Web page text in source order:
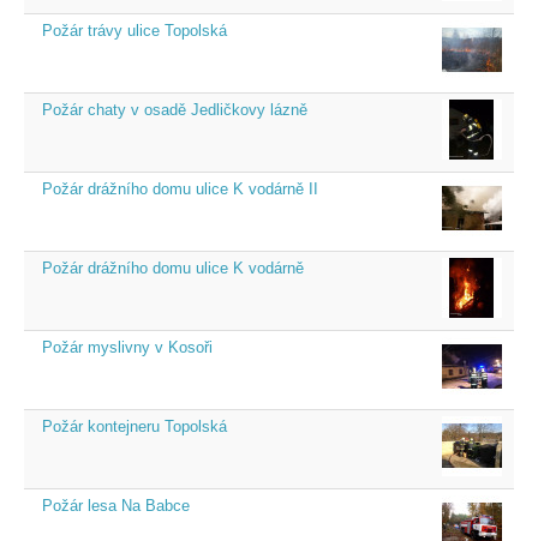
Požár trávy ulice Topolská
Požár chaty v osadě Jedličkovy lázně
Požár drážního domu ulice K vodárně II
Požár drážního domu ulice K vodárně
Požár myslivny v Kosoři
Požár kontejneru Topolská
Požár lesa Na Babce